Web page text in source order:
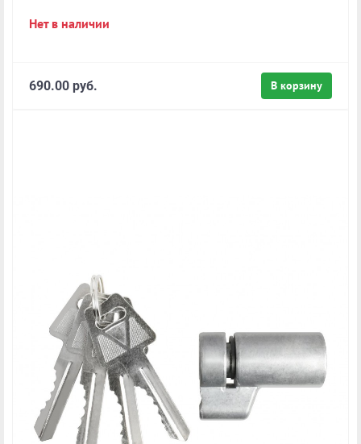
Нет в наличии
В корзину
690.00 руб.